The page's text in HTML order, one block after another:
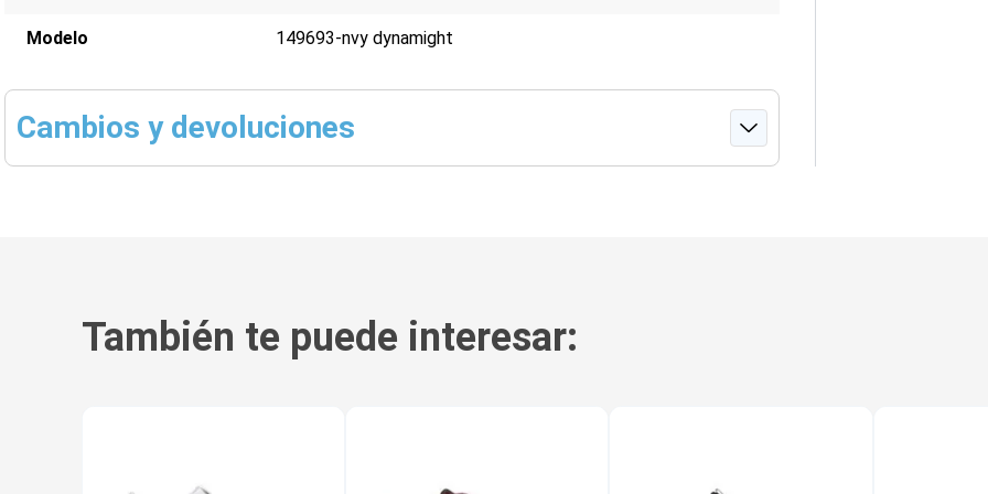
Modelo 149693-nvy dynamight
Cambios y devoluciones
También te puede interesar: